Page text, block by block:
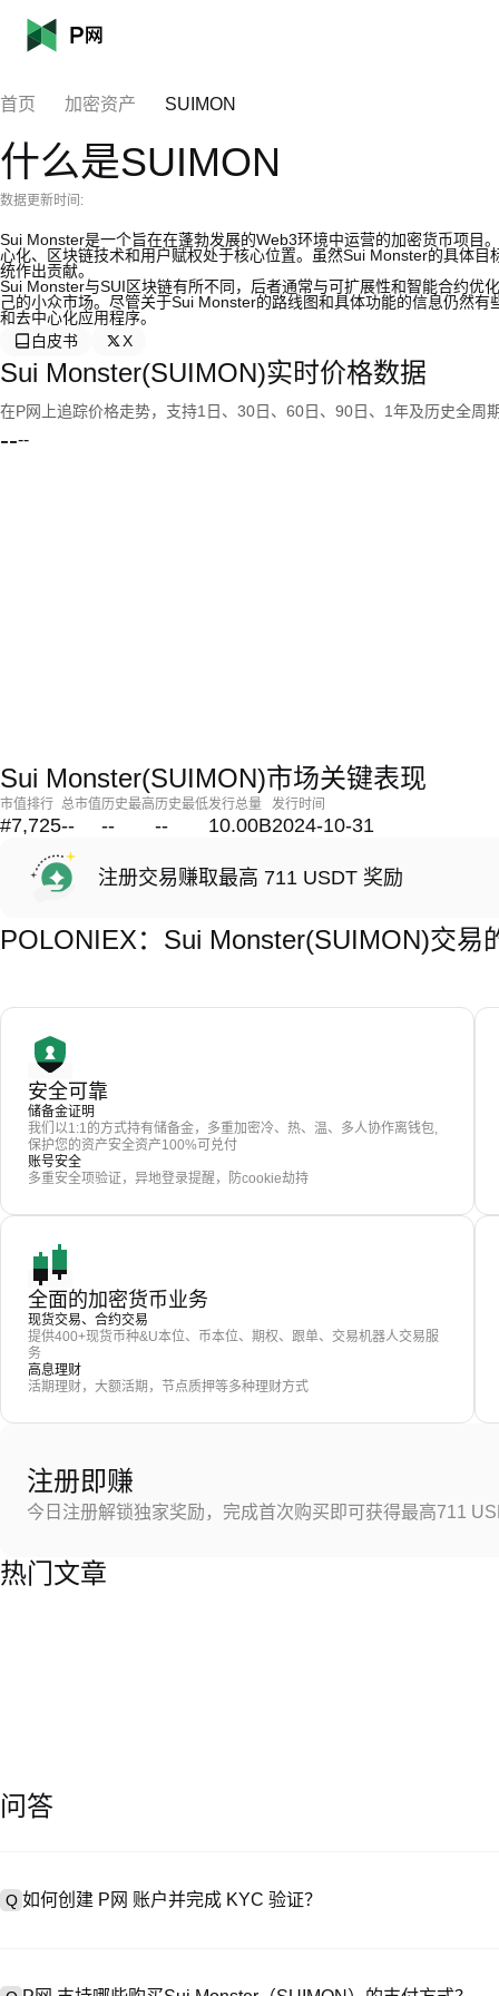
首页 加密资产 SUIMON
什么是SUIMON
数据更新时间:
Sui Monster是一个旨在在蓬勃发展的Web3环境中运营的加密货币项目
心化、区块链技术和用户赋权处于核心位置。虽然Sui Monster的具体
统作出贡献。
Sui Monster与SUI区块链有所不同，后者通常与可扩展性和智能合约
己的小众市场。尽管关于Sui Monster的路线图和具体功能的信息仍然
和去中心化应用程序。
白皮书
X
Sui Monster(SUIMON)实时价格数据
在P网上追踪价格走势，支持1日、30日、60日、90日、1年及历史全周
----
Sui Monster(SUIMON)市场关键表现
市值排行
#7,725
总市值
--
历史最高
--
历史最低
--
发行总量
10.00B
发行时间
2024-10-31
注册交易赚取最高 711 USDT 奖励
POLONIEX：Sui Monster(SUIMON)交易
安全可靠
储备金证明
我们以1:1的方式持有储备金，多重加密冷、热、温、多人协作离钱包,
保护您的资产安全资产100%可兑付
账号安全
多重安全项验证，异地登录提醒，防cookie劫持
全面的加密货币业务
现货交易、合约交易
提供400+现货币种&U本位、币本位、期权、跟单、交易机器人交易服
务
高息理财
活期理财，大额活期，节点质押等多种理财方式
注册即赚
今日注册解锁独家奖励，完成首次购买即可获得最高711
热门文章
问答
Q 如何创建 P网 账户并完成 KYC 验证？